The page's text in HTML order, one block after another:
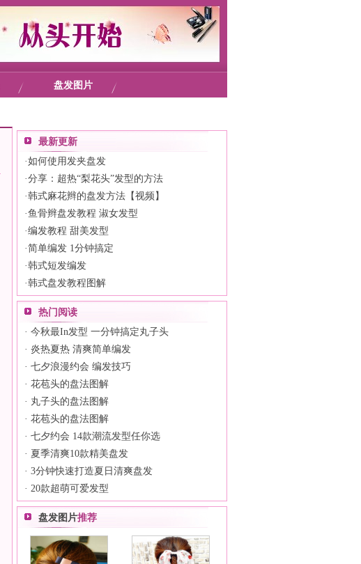
盘发图片
最新更新
·如何使用发夹盘发
·分享：超热“梨花头”发型的方法
·韩式麻花辫的盘发方法【视频】
·鱼骨辫盘发教程 淑女发型
·编发教程 甜美发型
·简单编发 1分钟搞定
·韩式短发编发
·韩式盘发教程图解
热门阅读
· 今秋最In发型 一分钟搞定丸子头
· 炎热夏热 清爽简单编发
· 七夕浪漫约会 编发技巧
· 花苞头的盘法图解
· 丸子头的盘法图解
· 花苞头的盘法图解
· 七夕约会 14款潮流发型任你选
· 夏季清爽10款精美盘发
· 3分钟快速打造夏日清爽盘发
· 20款超萌可爱发型
盘发图片推荐